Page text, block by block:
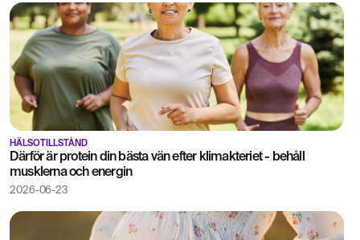
HÄLSOTILLSTÅND
Därför är protein din bästa vän efter klimakteriet - behåll
musklerna och energin
2026-06-23